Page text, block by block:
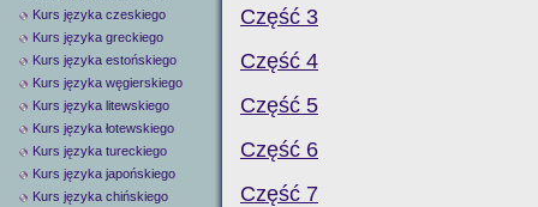
Część 3
Część 4
Część 5
Część 6
Część 7
Kurs języka czeskiego
Kurs języka greckiego
Kurs języka estońskiego
Kurs języka węgierskiego
Kurs języka litewskiego
Kurs języka łotewskiego
Kurs języka tureckiego
Kurs języka japońskiego
Kurs języka chińskiego